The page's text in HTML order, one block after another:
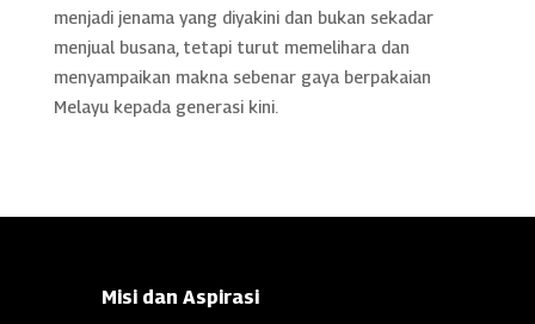
menjadi jenama yang diyakini dan bukan sekadar
menjual busana, tetapi turut memelihara dan
menyampaikan makna sebenar gaya berpakaian
Melayu kepada generasi kini.
Misi dan Aspirasi